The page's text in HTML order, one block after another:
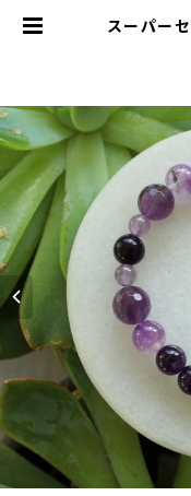
スーパー